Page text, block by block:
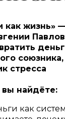
как жизнь»
союзника,
стресса
вы найдёте:
как